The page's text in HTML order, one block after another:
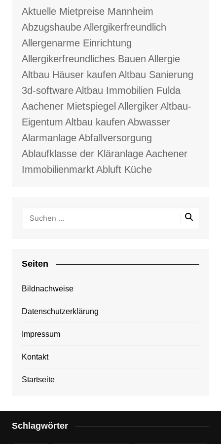
Aktuelle Mietpreise Mannheim
AbzugshaubeAllergikerfreundlich
Allergenarme Einrichtung
Allergikerfreundliches Bauen Allergie
Altbau Häuser kaufen Altbau Sanierung
3d-softwareAltbau Immobilien Fulda
Aachener Mietspiegel AllergikerAltbau-
Eigentum Altbau kaufen Abwasser
AlarmanlageAbfallversorgung
Ablaufklasse der KläranlageAachener
ImmobilienmarktAbluft Küche
Seiten
Bildnachweise
Datenschutzerklärung
Impressum
Kontakt
Startseite
Schlagwörter